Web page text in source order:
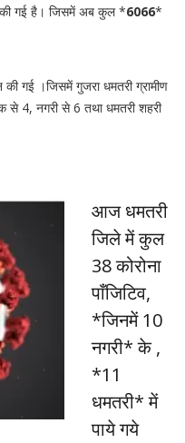
की गई है। जिसमें अब कुल *6066*
गई ।जिसमें गुजरा धमतरी ग्रामीण
4, नगरी से 6 तथा धमतरी शहरी
आज धमतरी
जिले में कुल
38 कोरोना
पाँजिटिव,
*जिनमें 10
नगरी* के ,
*11
धमतरी* में
पाये गये